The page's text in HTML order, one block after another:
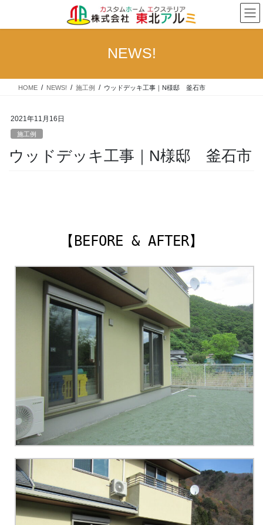
テ
ス
ゲ
ン
NEWS!
HOME NEWS! 施工例 ウッドデッキ工事｜N様邸 釜石市
2021年11月16日
施工例
ウッドデッキ工事｜N様邸 釜石市
【BEFORE & AFTER】